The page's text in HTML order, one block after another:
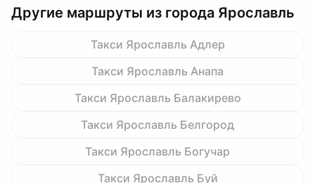
Другие маршруты из города Ярославль
Такси Ярославль Адлер
Такси Ярославль Анапа
Такси Ярославль Балакирево
Такси Ярославль Белгород
Такси Ярославль Богучар
Такси Ярославль Буй